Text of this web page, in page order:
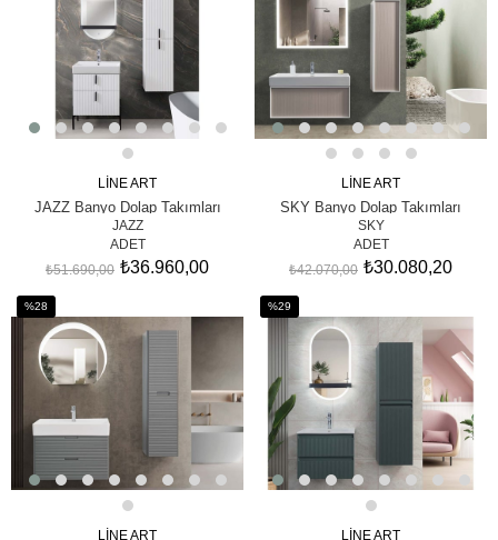
SEPETE EKLE
LİNE ART
JAZZ Banyo Dolap Takımları
JAZZ
ADET
₺36.960,00
₺51.690,00
SEPETE EKLE
LİNE ART
SKY Banyo Dolap Takımları
SKY
ADET
₺30.080,20
₺42.070,00
%28
İndirim
%28İndirim
LİNE ART
%29
LİNE ART